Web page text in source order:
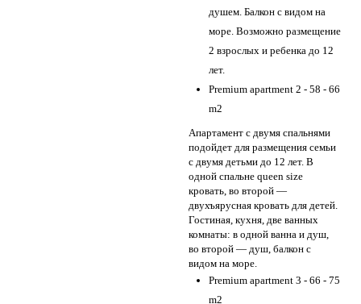
душем. Балкон с видом на
море. Возможно размещение
2 взрослых и ребенка до 12
лет.
Premium apartment 2 - 58 - 66
m2
Апартамент с двумя спальнями
подойдет для размещения семьи
с двумя детьми до 12 лет. В
одной спальне queen size
кровать, во второй —
двухъярусная кровать для детей.
Гостиная, кухня, две ванных
комнаты: в одной ванна и душ,
во второй — душ, балкон с
видом на море.
Premium apartment 3 - 66 - 75
m2